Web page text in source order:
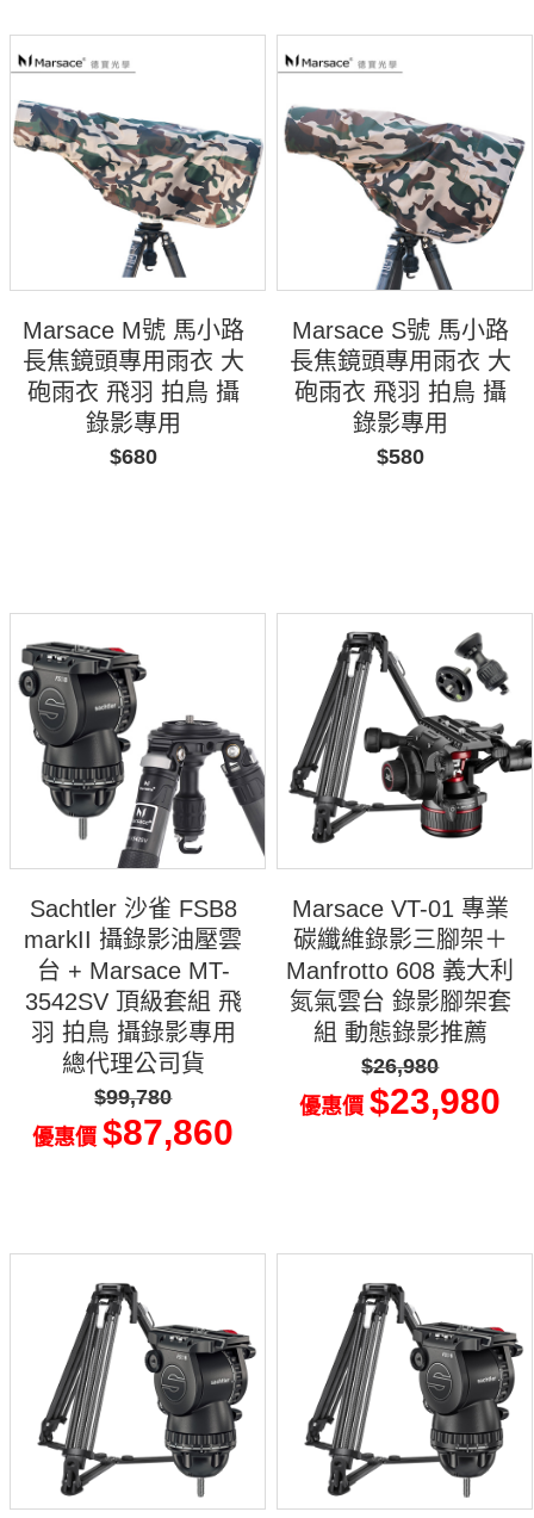
Marsace M號 馬小路
長焦鏡頭專用雨衣 大
砲雨衣 飛羽 拍鳥 攝
錄影專用
$680
Marsace S號 馬小路
長焦鏡頭專用雨衣 大
砲雨衣 飛羽 拍鳥 攝
錄影專用
$580
Sachtler 沙雀 FSB8
markII 攝錄影油壓雲
台 + Marsace MT-
3542SV 頂級套組 飛
羽 拍鳥 攝錄影專用
總代理公司貨
$99,780
優惠價$87,860
Marsace VT-01 專業
碳纖維錄影三腳架＋
Manfrotto 608 義大利
氮氣雲台 錄影腳架套
組 動態錄影推薦
$26,980
優惠價$23,980